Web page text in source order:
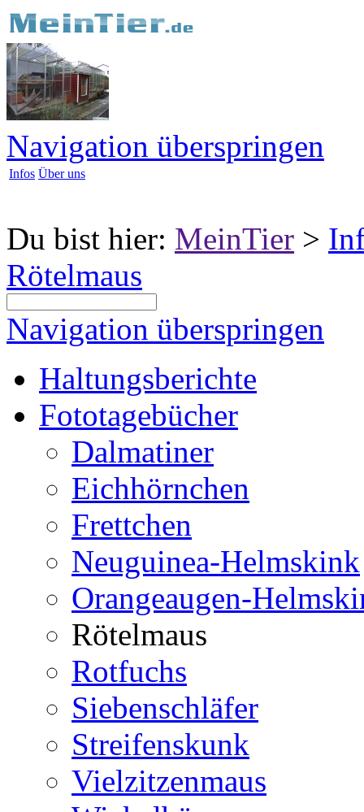
Navigation überspringen
Infos Über uns
Du bist hier: MeinTier >
Rötelmaus
Navigation überspringen
Haltungsberichte
Fototagebücher
Dalmatiner
Eichhörnchen
Frettchen
Neuguinea-Helmskink
Orangeaugen-
Rötelmaus
Rotfuchs
Siebenschläfer
Streifenskunk
Vielzitzenmaus